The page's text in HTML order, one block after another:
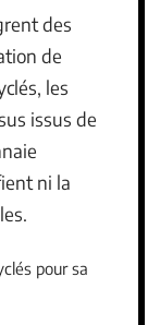
des
de
les
issus de
ni la
pour sa